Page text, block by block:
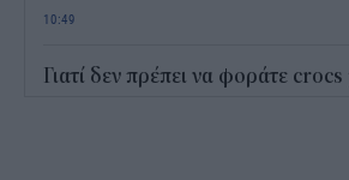
10:49
Γιατί δεν πρέπει να φοράτε